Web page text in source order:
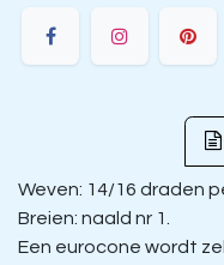
Weven: 14/16 draden
Breien: naald nr 1.
Een eurocone wordt